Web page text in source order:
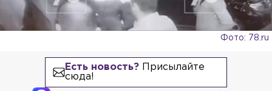
Фото: 78.ru
Есть новость?Присылайте
сюда!